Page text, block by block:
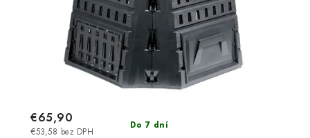
Do 7 dní
€53,58 bez DPH
€65,90